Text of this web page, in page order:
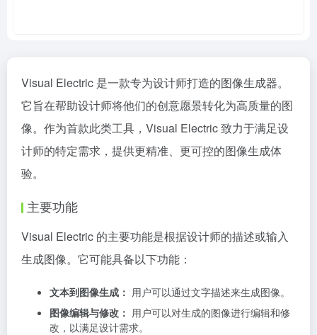
Visual Electric 是一款专为设计师打造的图像生成器。
它旨在帮助设计师将他们的创意愿景转化为高质量的图
像。作为首款此类工具，Visual Electric 致力于满足设
计师的特定需求，提供更精准、更可控的图像生成体
验。
主要功能
Visual Electric 的主要功能是根据设计师的描述或输入
生成图像。它可能具备以下功能：
文本到图像生成： 用户可以通过文字描述来生成图像。
图像编辑与修改： 用户可以对生成的图像进行编辑和修
改，以满足设计需求。